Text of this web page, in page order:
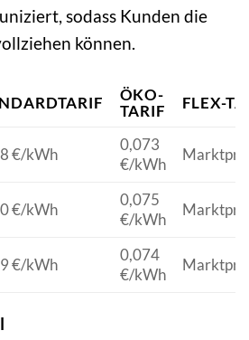
sodass Kunden die
können.
ÖKO-
TARIF
FLEX-
€/kWh
0,073
€/kWh
€/kWh
0,075
€/kWh
€/kWh
0,074
€/kWh